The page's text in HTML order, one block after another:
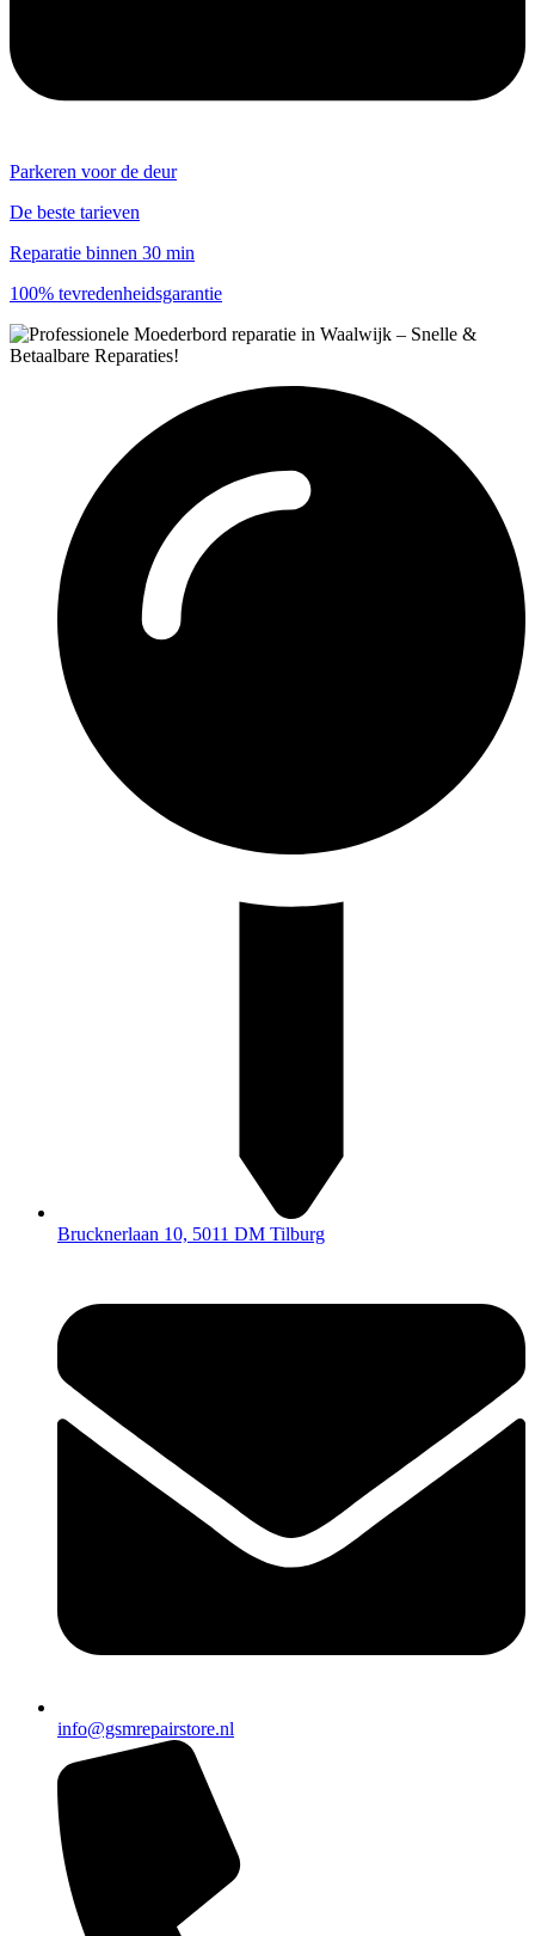
Parkeren voor de deur
De beste tarieven
Reparatie binnen 30 min
100% tevredenheidsgarantie
Brucknerlaan 10, 5011 DM Tilburg
info@gsmrepairstore.nl